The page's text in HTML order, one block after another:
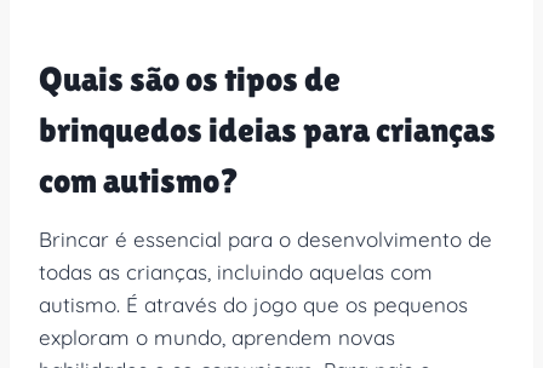
Quais são os tipos de
brinquedos ideias para crianças
com autismo?
Brincar é essencial para o desenvolvimento de
todas as crianças, incluindo aquelas com
autismo. É através do jogo que os pequenos
exploram o mundo, aprendem novas